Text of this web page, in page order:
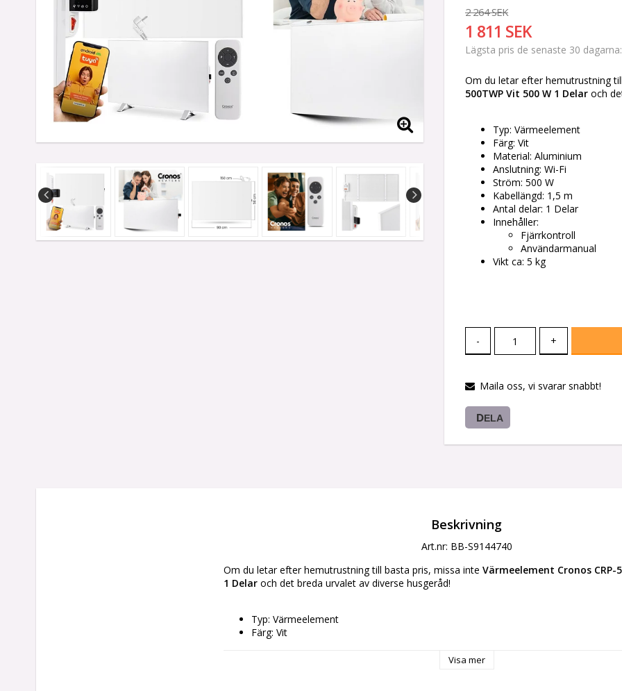
2 264 SEK
1 811 SEK
Lägsta pris de senaste 30 dagarna
Om du letar efter hemutrustning
500TWP Vit 500 W 1 Delar och
Typ: Värmeelement
Färg: Vit
Material: Aluminium
Anslutning: Wi-Fi
Ström: 500 W
Kabellängd: 1,5 m
Antal delar: 1 Delar
Innehåller:
Fjärrkontroll
Användarmanual
Vikt ca: 5 kg
- +
Maila oss, vi svarar snabbt!
DELA
Beskrivning
Art.nr: BB-S9144740
Om du letar efter hemutrustning till basta pris, missa inte Värmeelement Cronos CRP-
1 Delar och det breda urvalet av diverse husgeråd!
Typ: Värmeelement
Färg: Vit
Visa mer